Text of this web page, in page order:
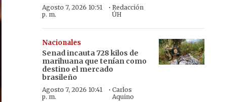
Agosto 7, 2026 10:51
p. m.
·Redacción
ÚH
Nacionales
Senad incauta 728 kilos de
marihuana que tenían como
destino el mercado
brasileño
Agosto 7, 2026 10:41
p. m.
· Carlos
Aquino